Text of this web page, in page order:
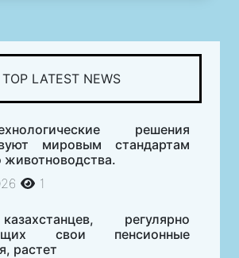
TOP LATEST NEWS
решения
мировым стандартам
животноводства.
1
регулярно
свои пенсионные
растет